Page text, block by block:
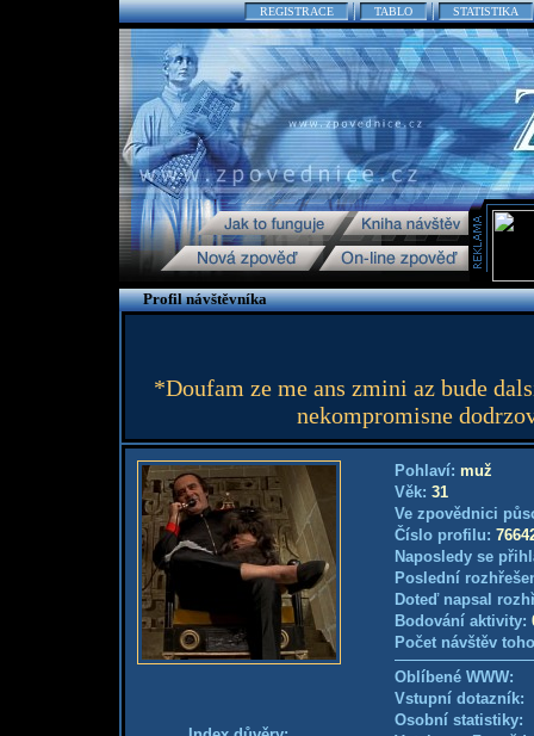
REGISTRACE TABLO STATISTIKA
Profil návštěvníka
*Doufam ze me ans zmini az bude
nekompromisne
Pohlaví: muž
Věk: 31
Ve zpovědnici
Číslo profilu:
Naposledy se
Poslední
Doteď napsal
Bodování aktivity:
Počet návštěv
Oblíbené WWW:
Vstupní
Osobní